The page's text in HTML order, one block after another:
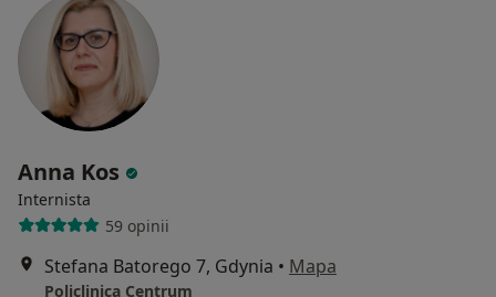
Anna Kos
Internista
59 opinii
Stefana Batorego 7, Gdynia • Mapa
Policlinica Centrum